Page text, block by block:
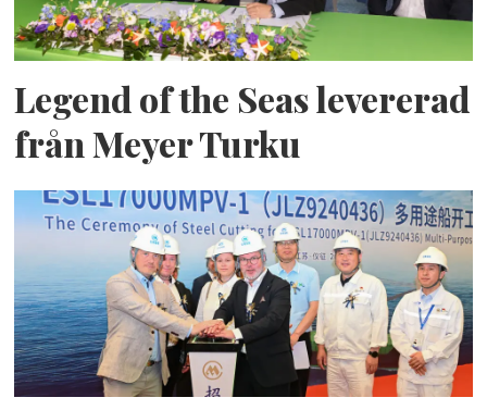
Legend of the Seas levererad
från Meyer Turku